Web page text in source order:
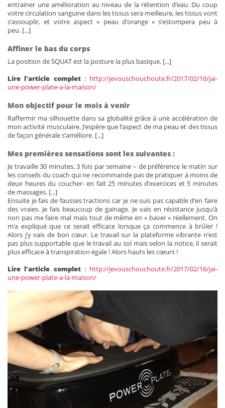
entrainer une amélioration au niveau de la rétention d’eau. Du coup
votre circulation sanguine dans les tissus sera meilleure, les tissus vont
s’assouplir, et votre aspect « peau d’orange » s’estompera peu à
peu. [...]
Affiner le bas du corps
La position de SQUAT est la posture la plus basique. [...]
Lire l'article complet: http://jevouschouchoute.fr/2017/02/16/jai-
une-power-plate-a-la-maison/
Mon objectif pour le mois à venir
Raffermir ma silhouette dans sa globalité grâce à une accélération de
mon activité musculaire. J’espère que l’aspect de ma peau et des tissus
de façon générale s’améliore. [...]
Mes premières sensations sont les suivantes :
Je travaille 30 minutes, 3 fois par semaine – de préférence le matin sur
les conseils du coach qui ne recommande pas de pratiquer à moins de
deux heures du coucher- en fait 25 minutes d’exercices et 5 minutes
de massages. [...]
Ensuite je fais de fausses tractions car je ne suis pas capable d’en faire
des vraies. Je fais beaucoup de gainage. Je vais en résistance jusqu’à
non pas me faire mal mais tout de même en « baver » réellement. On
m’a expliqué que ce serait efficace lorsque ça commence à brûler !
Alors j’y vais de bon cœur. Le travail sur la plateforme vibrante n’est
pas plus supportable que le travail au sol mais selon la notice, il serait
plus efficace à transpiration égale ! Alors hauts les cœurs !
Lire l'article complet: http://jevouschouchoute.fr/2017/02/16/jai-
une-power-plate-a-la-maison/